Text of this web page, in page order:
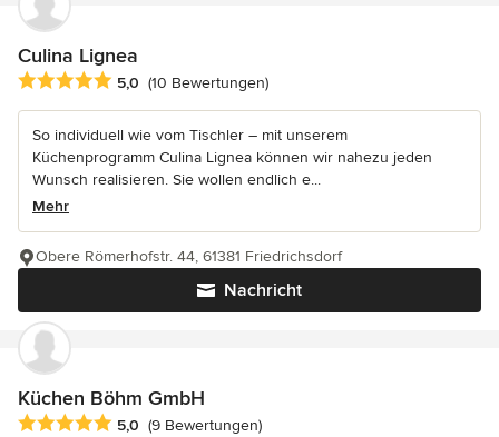
Culina Lignea
Durchschnittliche Bewertung: 5 von 5 Sternen
5,0 (10 Bewertungen)
So individuell wie vom Tischler – mit unserem
Küchenprogramm Culina Lignea können wir nahezu jeden
Wunsch realisieren. Sie wollen endlich e...
Mehr
Nachricht
Obere Römerhofstr. 44, 61381 Friedrichsdorf
Küchen Böhm GmbH
Durchschnittliche Bewertung: 5 von 5 Sternen
5,0 (9 Bewertungen)